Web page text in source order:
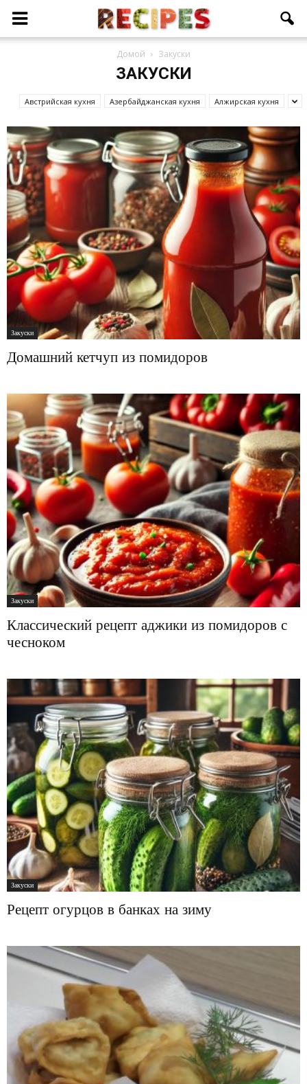
Домой Закуски
ЗАКУСКИ
Австрийская кухня Азербайджанcкая кухня Алжирская кухня
Закуски
Домашний кетчуп из помидоров
Закуски
Классический рецепт аджики из помидоров с
чесноком
Закуски
Рецепт огурцов в банках на зиму